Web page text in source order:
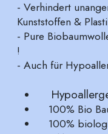
- Verhindert
Kunststoffen &
- Pure
!
- Auch für
100% Bio
100%